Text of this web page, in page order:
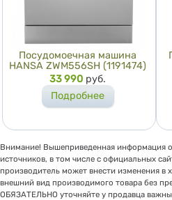
Посудомоечная машина
HANSA ZWM556SH (1191474)
Цена
33 990 руб.
Подробнее
Внимание! Вышеприведенная информация
источников, в том числе с официальных
производитель может внести изменения в
внешний вид производимого товара без
ОБЯЗАТЕЛЬНО уточняйте у продавца